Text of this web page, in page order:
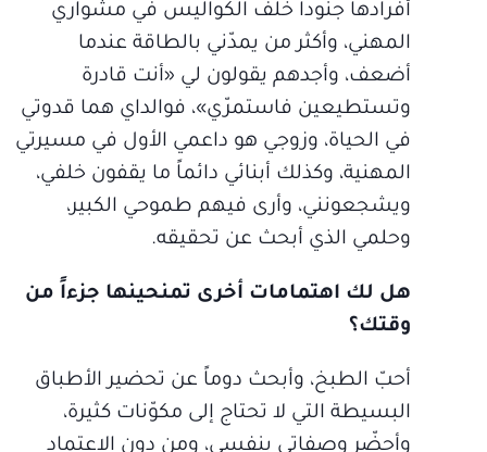
أفرادها جنوداً خلف الكواليس في مشواري
المهني، وأكثر من يمدّني بالطاقة عندما
أضعف، وأجدهم يقولون لي «أنت قادرة
وتستطيعين فاستمرّي»، فوالداي هما قدوتي
في الحياة، وزوجي هو داعمي الأول في مسيرتي
المهنية، وكذلك أبنائي دائماً ما يقفون خلفي،
ويشجعونني، وأرى فيهم طموحي الكبير،
وحلمي الذي أبحث عن تحقيقه.
هل لك اهتمامات أخرى تمنحينها جزءاً من
وقتك؟
أحبّ الطبخ، وأبحث دوماً عن تحضير الأطباق
البسيطة التي لا تحتاج إلى مكوّنات كثيرة،
وأحضّر وصفاتي بنفسي، ومن دون الاعتماد